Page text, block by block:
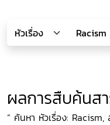
ผลการสืบค้นส
“ ค้นหา หัวเรื่อง: